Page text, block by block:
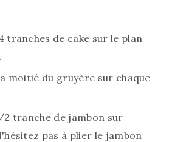
tranches de cake sur le plan
moitié du gruyère sur chaque
tranche de jambon sur
pas à plier le jambon